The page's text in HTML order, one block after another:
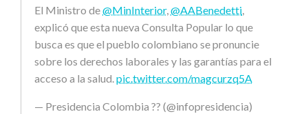
El Ministro de@MinInterior,@AABenedetti,
explicó que esta nueva Consulta Popular lo que
busca es que el pueblo colombiano se pronuncie
sobre los derechos laborales y las garantías para el
acceso a la salud.pic.twitter.com/magcurzq5A
— Presidencia Colombia ?? (@infopresidencia)